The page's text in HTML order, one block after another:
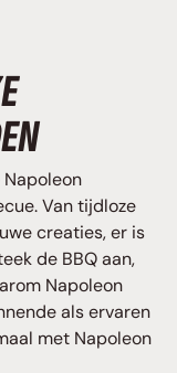
Van tijdloze
creaties, er is
de BBQ aan,
Napoleon
als ervaren
met Napoleon